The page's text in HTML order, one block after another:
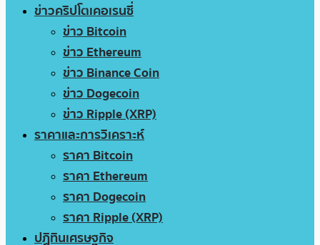
ข่าวคริปโตเคอเรนซี่
ข่าว Bitcoin
ข่าว Ethereum
ข่าว Binance Coin
ข่าว Dogecoin
ข่าว Ripple (XRP)
ราคาและการวิเคราะห์
ราคา Bitcoin
ราคา Ethereum
ราคา Dogecoin
ราคา Ripple (XRP)
ปฏิทินเศรษฐกิจ